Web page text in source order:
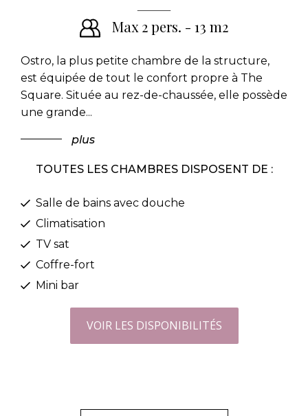
Max 2 pers. - 13 m2
Ostro, la plus petite chambre de la structure,
est équipée de tout le confort propre à The
Square. Située au rez-de-chaussée, elle possède
une grande...
plus
TOUTES LES CHAMBRES DISPOSENT DE :
Salle de bains avec douche
Climatisation
TV sat
Coffre-fort
Mini bar
VOIR LES DISPONIBILITÉS